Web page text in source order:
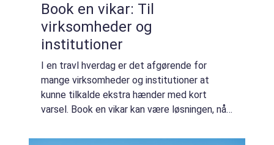
Book en vikar: Til
virksomheder og
institutioner
I en travl hverdag er det afgørende for
mange virksomheder og institutioner at
kunne tilkalde ekstra hænder med kort
varsel. Book en vikar kan være løsningen, når
grun...